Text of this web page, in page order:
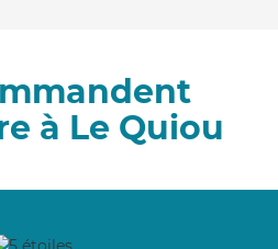
à Le Quiou